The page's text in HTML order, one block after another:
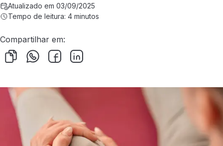
Atualizado em 03/09/2025
Tempo de leitura: 4 minutos
Compartilhar em: